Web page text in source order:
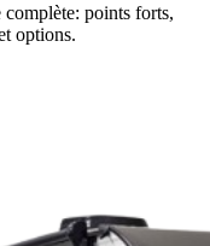
points forts,
options.